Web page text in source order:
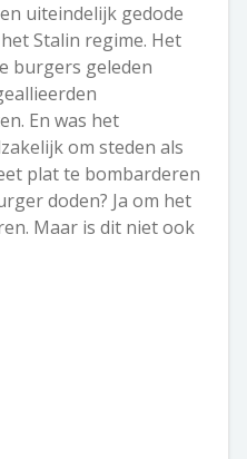
uiteindelijk gedode
Stalin regime. Het
burgers geleden
En was het
om steden als
plat te bombarderen
doden? Ja om het
Maar is dit niet ook